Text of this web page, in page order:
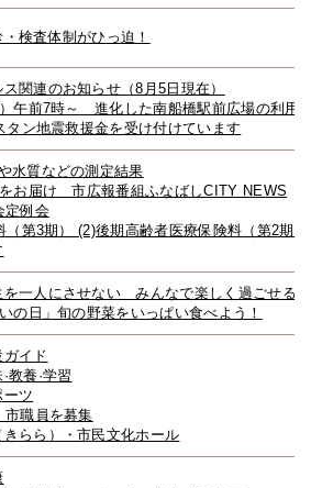
検査体制がひっ迫！
関連のお知らせ（8月5日現在）
午前7時～ 進化した南船橋駅前広場の利用
タン地震救援金を受け付けています
水質などの測定結果
をお届け 市広報番組ふなばしCITY NEWS
例会
（第3期） (2)後期高齢者医療保険料（第2期
を一人にさせない みんなで楽しく過ごせる
の日」旬の野菜をいっぱい食べよう！
イド
養·学習
ツ
職員を募集
らら）・市民文化ホール